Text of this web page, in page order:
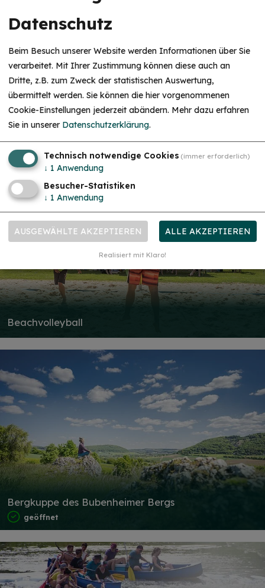
Ausstellung Naturpark Altmühltal
, öffnet Freitag um 9 Uhr
Beachvolleyball
Bergkuppe des Bubenheimer Bergs
geöffnet
Datenschutz
Beim Besuch unserer Website werden Informationen über Sie
verarbeitet. Mit Ihrer Zustimmung können diese auch an
Dritte, z.B. zum Zweck der statistischen Auswertung,
übermittelt werden. Sie können die hier vorgenommenen
Cookie-Einstellungen jederzeit abändern. Mehr dazu erfahren
Sie in unserer Datenschutzerklärung.
Technisch notwendige Cookies (immer erforderlich)
↓ 1 Anwendung
Besucher-Statistiken
↓ 1 Anwendung
AUSGEWÄHLTE AKZEPTIEREN ALLE AKZEPTIEREN
Realisiert mit Klaro!